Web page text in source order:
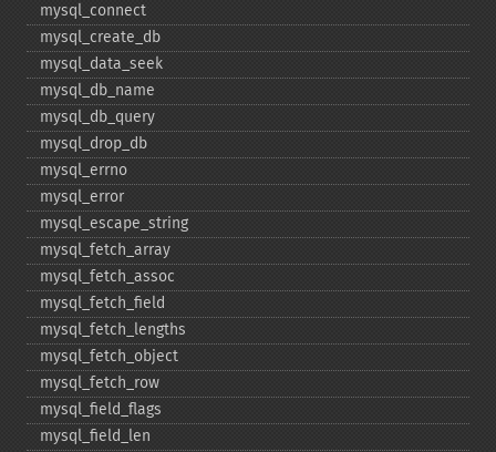
mysql_​connect
mysql_​create_​db
mysql_​data_​seek
mysql_​db_​name
mysql_​db_​query
mysql_​drop_​db
mysql_​errno
mysql_​error
mysql_​escape_​string
mysql_​fetch_​array
mysql_​fetch_​assoc
mysql_​fetch_​field
mysql_​fetch_​lengths
mysql_​fetch_​object
mysql_​fetch_​row
mysql_​field_​flags
mysql_​field_​len